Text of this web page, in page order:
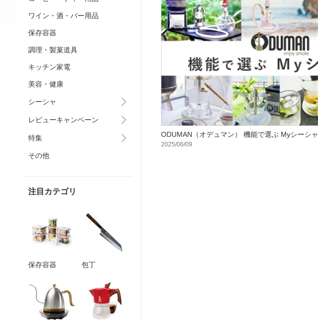
ワイン・酒・バー用品
保存容器
調理・製菓道具
キッチン家電
美容・健康
シーシャ
レビューキャンペーン
特集
その他
注目カテゴリ
保存容器 包丁
ODUMAN（オデュマン） 機能で選ぶ Myシーシャ
2025/06/09